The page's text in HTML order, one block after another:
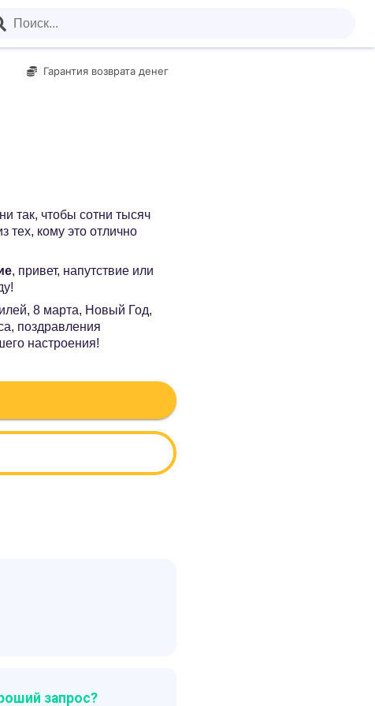
Гарантия возврата денег
так, чтобы сотни тысяч
тех, кому это отлично
, привет, напутствие или
8 марта, Новый Год,
поздравления
настроения!
запрос?